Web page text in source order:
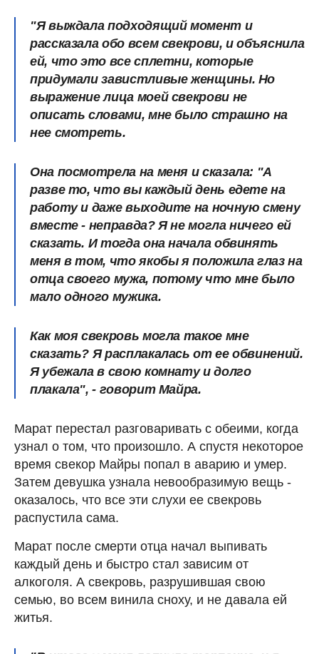
"Я выждала подходящий момент и
рассказала обо всем свекрови, и объяснила
ей, что это все сплетни, которые
придумали завистливые женщины. Но
выражение лица моей свекрови не
описать словами, мне было страшно на
нее смотреть.
Она посмотрела на меня и сказала: "А
разве то, что вы каждый день едете на
работу и даже выходите на ночную смену
вместе - неправда? Я не могла ничего ей
сказать. И тогда она начала обвинять
меня в том, что якобы я положила глаз на
отца своего мужа, потому что мне было
мало одного мужика.
Как моя свекровь могла такое мне
сказать? Я расплакалась от ее обвинений.
Я убежала в свою комнату и долго
плакала", - говорит Майра.
Марат перестал разговаривать с обеими, когда
узнал о том, что произошло. А спустя некоторое
время свекор Майры попал в аварию и умер.
Затем девушка узнала невообразимую вещь -
оказалось, что все эти слухи ее свекровь
распустила сама.
Марат после смерти отца начал выпивать
каждый день и быстро стал зависим от
алкоголя. А свекровь, разрушившая свою
семью, во всем винила сноху, и не давала ей
житья.